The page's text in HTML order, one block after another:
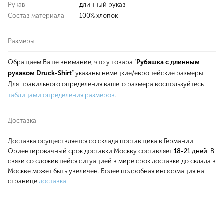
Рукав
длинный рукав
Состав материала
100% хлопок
Размеры
Обращаем Ваше внимание, что у товара "Рубашка с длинным
рукавом Druck-Shirt" указаны немецкие/европейские размеры.
Для правильного определения вашего размера воспользуйтесь
таблицами определения размеров
Доставка
Доставка осуществляется со склада поставщика в Германии.
Ориентировачный срок доставки Москву составляет 18-21 дней . В
связи со сложившейся ситуацией в мире срок доставки до склада в
Москве может быть увеличен. Более подробная информация на
странице доставка